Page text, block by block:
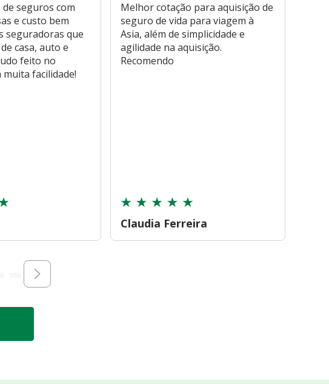
seguros com
e custo bem
seguradoras que
casa, auto e
feito no
facilidade!
Melhor cotação para aquisição de
seguro de vida para viagem à
Asia, além de simplicidade e
agilidade na aquisição.
Recomendo
Claudia Ferreira